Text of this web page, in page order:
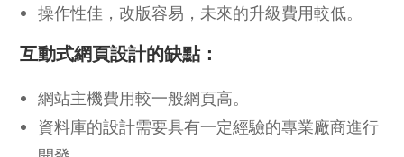
操作性佳，改版容易，未來的升級費用較低。
互動式網頁設計的缺點：
網站主機費用較一般網頁高。
資料庫的設計需要具有一定經驗的專業廠商進行